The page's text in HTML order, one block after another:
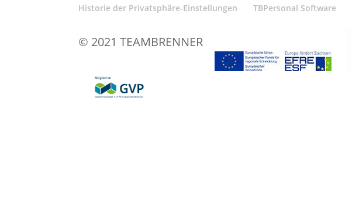
Historie der Privatsphäre-Einstellungen
TBPersonal Software
© 2021 TEAMBRENNER